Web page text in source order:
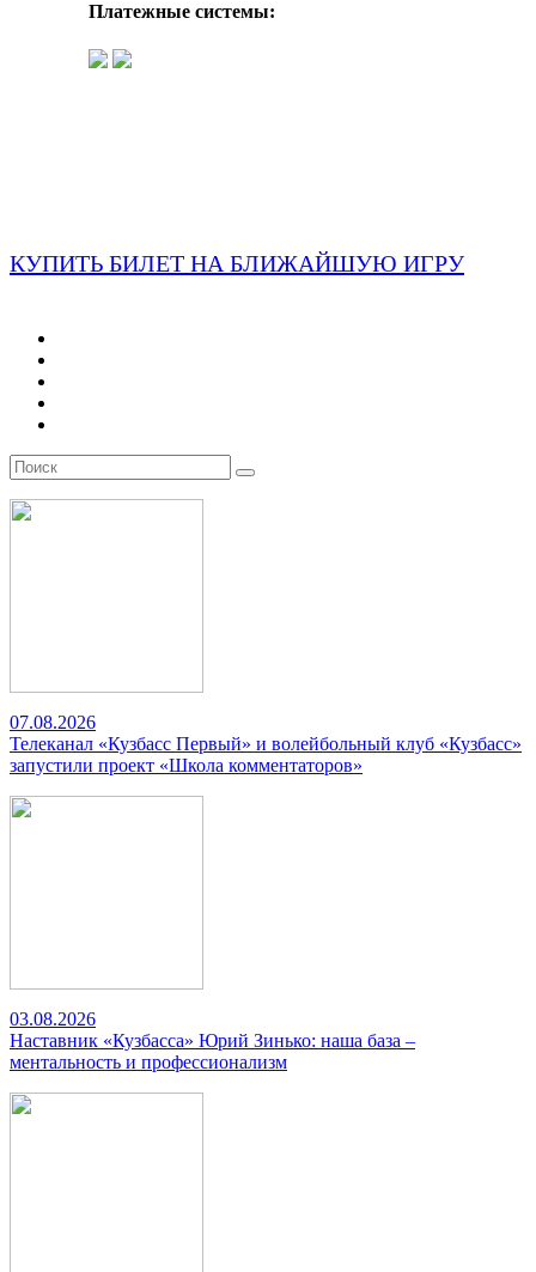
Платежные системы:
КУПИТЬ БИЛЕТ НА БЛИЖАЙШУЮ ИГРУ
07.08.2026
Телеканал «Кузбасс Первый» и волейбольный клуб «Кузбасс»
запустили проект «Школа комментаторов»
03.08.2026
Наставник «Кузбасса» Юрий Зинько: наша база –
ментальность и профессионализм